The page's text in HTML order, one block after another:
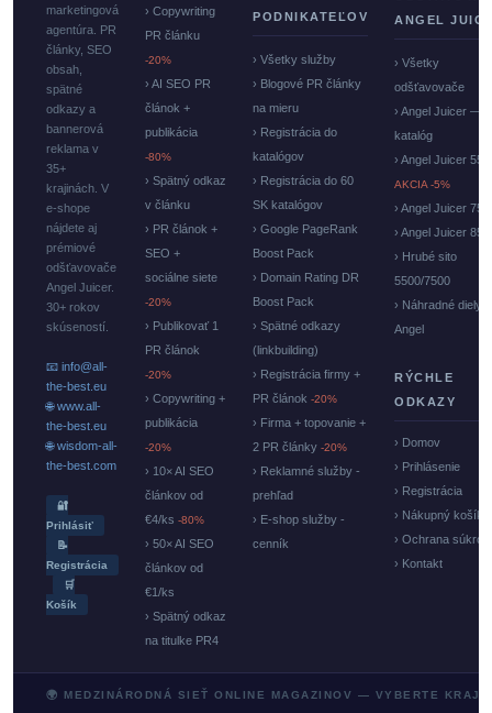
marketingová
agentúra. PR
články, SEO
obsah,
spätné
odkazy a
bannerová
reklama v
35+
krajinách. V
e-shope
nájdete aj
prémiové
odšťavovače
Angel Juicer.
30+ rokov
skúseností.
📧 info@all-
the-best.eu
🌐 www.all-
the-best.eu
🌐 wisdom-all-
the-best.com
🔐
Prihlásiť
📝
Registrácia
🛒
Košík
› Copywriting
PR článku
-20%
› AI SEO PR
článok +
publikácia
-80%
› Spätný odkaz
v článku
› PR článok +
SEO +
sociálne siete
-20%
› Publikovať 1
PR článok
-20%
› Copywriting +
publikácia
-20%
› 10× AI SEO
článkov od
€4/ks -80%
› 50× AI SEO
článkov od
€1/ks
› Spätný odkaz
na titulke PR4
PODNIKATEĽOV
› Všetky služby
› Blogové PR články
na mieru
› Registrácia do
katalógov
› Registrácia do 60
SK katalógov
› Google PageRank
Boost Pack
› Domain Rating DR
Boost Pack
› Spätné odkazy
(linkbuilding)
› Registrácia firmy +
PR článok -20%
› Firma + topovanie +
2 PR články -20%
› Reklamné služby -
prehľad
› E-shop služby -
cenník
ANGEL
› Všetky
odšťavovače
› Angel Juicer —
katalóg
› Angel Juicer
AKCIA -5%
› Angel Juicer
› Angel Juicer
› Hrubé sito
5500/7500
› Náhradné diely
Angel
RÝCHLE
ODKAZY
› Domov
› Prihlásenie
› Registrácia
› Nákupný košík
› Ochrana
› Kontakt
🌍 MEDZINÁRODNÁ SIEŤ ONLINE MAGAZINOV — VYBERTE